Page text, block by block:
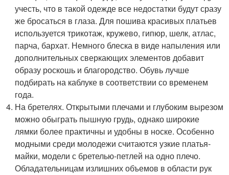
учесть, что в такой одежде все недостатки будут сразу
же бросаться в глаза. Для пошива красивых платьев
используется трикотаж, кружево, гипюр, шелк, атлас,
парча, бархат. Немного блеска в виде напыления или
дополнительных сверкающих элементов добавит
образу роскошь и благородство. Обувь лучше
подбирать на каблуке в соответствии со временем
года.
На бретелях. Открытыми плечами и глубоким вырезом
можно обыграть пышную грудь, однако широкие
лямки более практичны и удобны в носке. Особенно
модными среди молодежи считаются узкие платья-
майки, модели с бретелью-петлей на одно плечо.
Обладательницам излишних объемов в области рук